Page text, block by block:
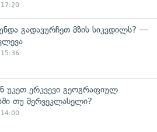
17:20
გადავურჩეთ მზის სიკვდილს? —
15:36
უკეთ ერკვევი გეოგრაფიულ
თუ მერვეკლასელი?
14:00